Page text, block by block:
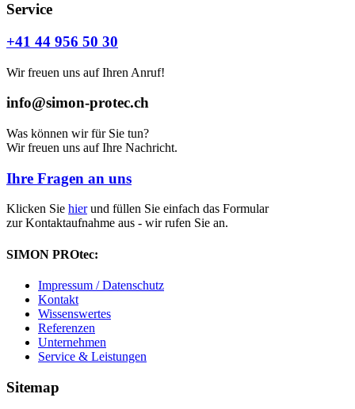
Service
+41 44 956 50 30
Wir freuen uns auf Ihren Anruf!
info@simon-protec.ch
Was können wir für Sie tun?
Wir freuen uns auf Ihre Nachricht.
Ihre Fragen an uns
Klicken Sie hierund füllen Sie einfach das Formular
zur Kontaktaufnahme aus - wir rufen Sie an.
SIMON PROtec:
Impressum / Datenschutz
Kontakt
Wissenswertes
Referenzen
Unternehmen
Service & Leistungen
Sitemap